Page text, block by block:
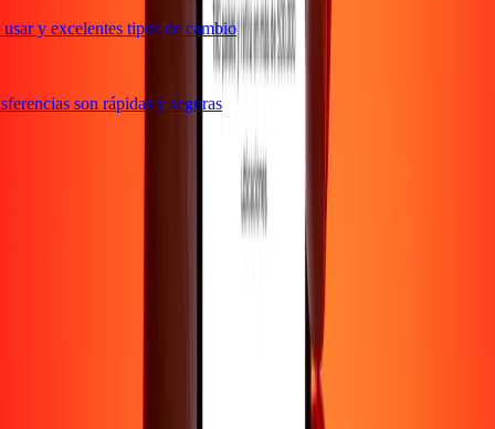
y excelentes tipos de cambio
son rápidas y seguras